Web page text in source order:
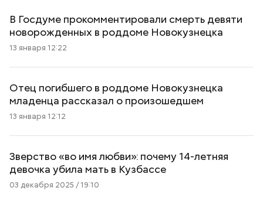
В Госдуме прокомментировали смерть девяти
новорожденных в роддоме Новокузнецка
13 января 12:22
Отец погибшего в роддоме Новокузнецка
младенца рассказал о произошедшем
13 января 12:12
Зверство «во имя любви»: почему 14-летняя
девочка убила мать в Кузбассе
03 декабря 2025 / 19:10